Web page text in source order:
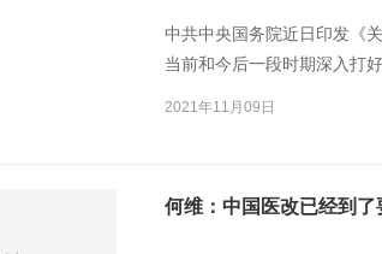
中共中央国务院近日印发《
当前和今后一段时期深入打
现更高质量、更有效率、更
2021年11月09日
何维：中国医改已经到